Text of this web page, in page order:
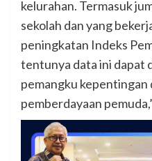
kelurahan. Termasuk
sekolah dan yang
peningkatan Indeks
tentunya data ini dapat
pemangku kepentingan
pemberdayaan